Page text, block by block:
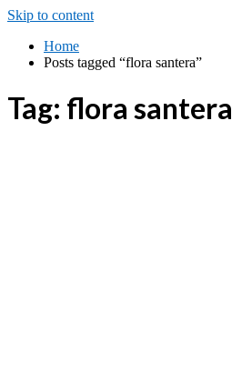
Skip to content
Home
Posts tagged “flora santera”
Tag: flora santera